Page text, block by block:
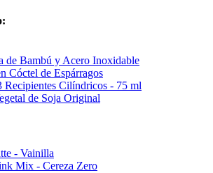
de Bambú y Acero Inoxidable
Cóctel de Espárragos
Recipientes Cilíndricos - 75 ml
de Soja Original
- Vainilla
Mix - Cereza Zero